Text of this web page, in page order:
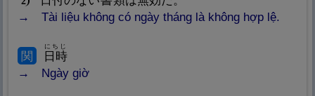
Tài liệu không có ngày tháng là không hợp lệ.
関 日 時
にちじ
Ngày giờ